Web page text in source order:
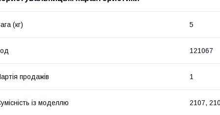
(кг) 5
121067
продажів 1
із моделлю 2107,